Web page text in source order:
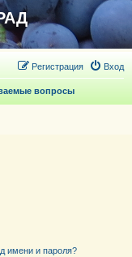
Вход
Регистрация
вопросы
имени и пароля?